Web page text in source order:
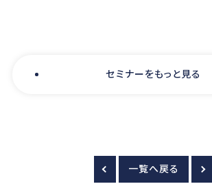
セミナーをもっと見る
一覧へ戻る